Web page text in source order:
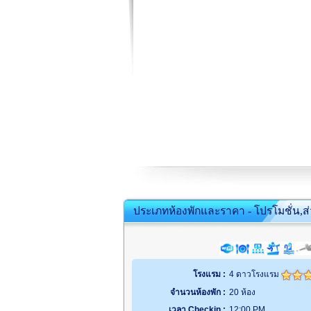
ประเภทห้องพักและราคา - โปรโมชั่น,
โรงแรม : 4 ดาวโรงแรม
จำนวนห้องพัก : 20 ห้อง